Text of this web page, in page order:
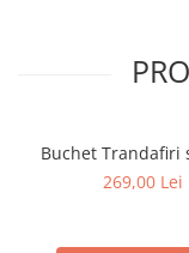
Buchet Trandafiri
269,00 Lei